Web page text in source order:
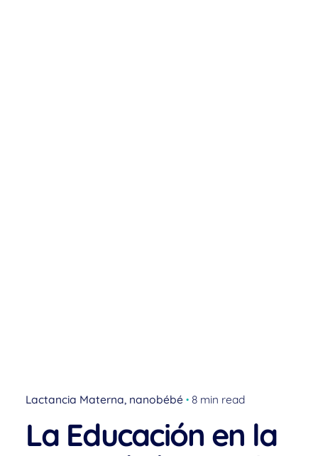
Lactancia Materna nanobébé 8 min read
La Educación en la